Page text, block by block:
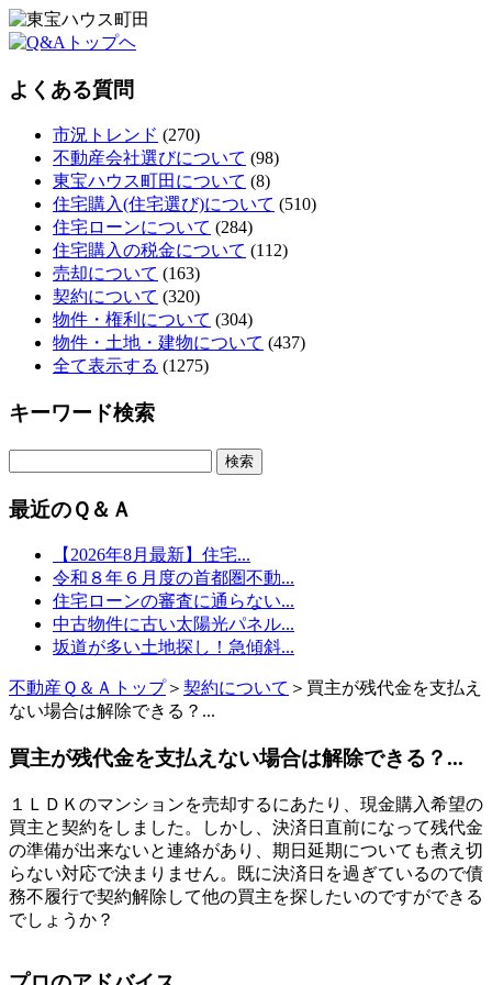
よくある質問
市況トレンド (270)
不動産会社選びについて (98)
東宝ハウス町田について (8)
住宅購入(住宅選び)について (510)
住宅ローンについて (284)
住宅購入の税金について (112)
売却について (163)
契約について (320)
物件・権利について (304)
物件・土地・建物について (437)
全て表示する (1275)
キーワード検索
最近のＱ＆Ａ
【2026年8月最新】住宅...
令和８年６月度の首都圏不動...
住宅ローンの審査に通らない...
中古物件に古い太陽光パネル...
坂道が多い土地探し！急傾斜...
不動産Ｑ＆Ａトップ＞ 契約について ＞買主が残代金を支払え
ない場合は解除できる？...
買主が残代金を支払えない場合は解除できる？...
１ＬＤＫのマンションを売却するにあたり、現金購入希望の
買主と契約をしました。しかし、決済日直前になって残代金
の準備が出来ないと連絡があり、期日延期についても煮え切
らない対応で決まりません。既に決済日を過ぎているので債
務不履行で契約解除して他の買主を探したいのですができる
でしょうか？